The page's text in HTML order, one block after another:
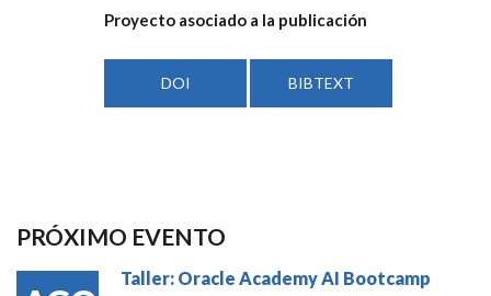
Proyecto asociado a la publicación
DOI BIBTEXT
PRÓXIMO EVENTO
Taller: Oracle Academy AI Bootcamp